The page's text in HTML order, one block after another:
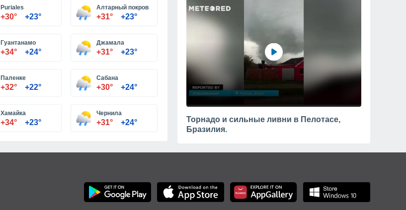
Puriales
+30° +23°
Алтарный покров
+31° +23°
Гуантанамо
+34° +24°
Джамала
+31° +23°
Паленке
+32° +22°
Сабана
+30° +24°
Хамайка
+34° +23°
Чернила
+31° +24°
Торнадо и сильные ливни в Пелотасе,
Бразилия.